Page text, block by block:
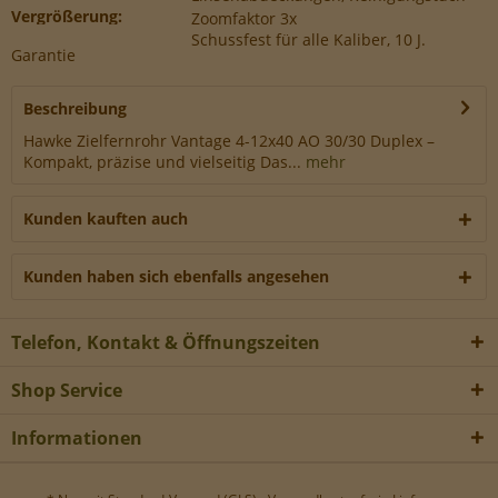
Werbe-Cookies, um Werbekampagnen zu steuern.
Vergrößerung:
Zoomfaktor 3x
Schussfest für alle Kaliber, 10 J.
Garantie
Beschreibung
Hawke Zielfernrohr Vantage 4-12x40 AO 30/30 Duplex –
Kompakt, präzise und vielseitig Das... mehr
Kunden kauften auch
Kunden haben sich ebenfalls angesehen
Telefon, Kontakt & Öffnungszeiten
Shop Service
Informationen